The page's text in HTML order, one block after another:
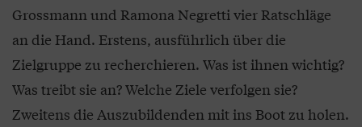
Grossmann und Ramona Negretti vier Ratschläge
an die Hand. Erstens, ausführlich über die
Zielgruppe zu recherchieren. Was ist ihnen wichtig?
Was treibt sie an? Welche Ziele verfolgen sie?
Zweitens die Auszubildenden mit ins Boot zu holen.